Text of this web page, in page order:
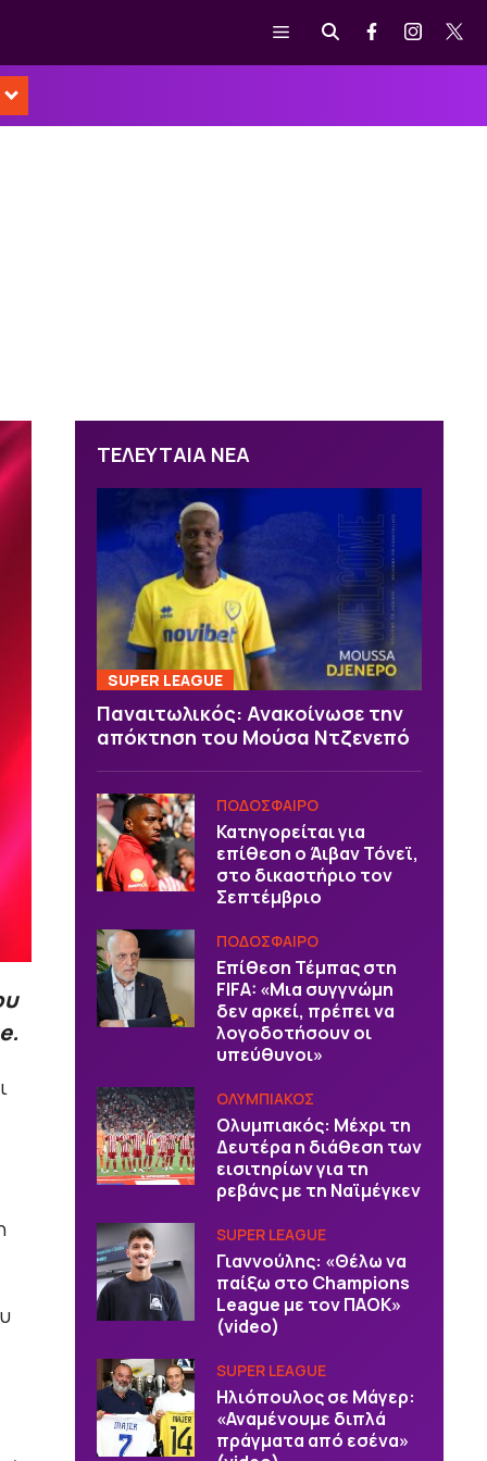
Μενού
ΤΕΛΕΥΤΑΙΑ ΝΕΑ
SUPER LEAGUE
Παναιτωλικός: Ανακοίνωσε την
απόκτηση του Μούσα Ντζενεπό
ΠΟΔΟΣΦΑΙΡΟ
Κατηγορείται για
επίθεση ο Άιβαν Τόνεϊ,
στο δικαστήριο τον
Σεπτέμβριο
ΠΟΔΟΣΦΑΙΡΟ
Επίθεση Τέμπας στη
FIFA: «Μια συγγνώμη
δεν αρκεί, πρέπει να
λογοδοτήσουν οι
υπεύθυνοι»
ΟΛΥΜΠΙΑΚΟΣ
Ολυμπιακός: Μέχρι τη
Δευτέρα η διάθεση των
εισιτηρίων για τη
ρεβάνς με τη Ναϊμέγκεν
SUPER LEAGUE
Γιαννούλης: «Θέλω να
παίξω στο Champions
League με τον ΠΑΟΚ»
(video)
SUPER LEAGUE
Ηλιόπουλος σε Μάγερ:
«Αναμένουμε διπλά
πράγματα από εσένα»